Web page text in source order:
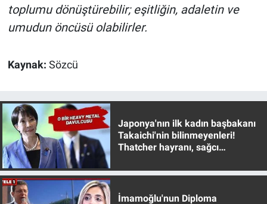
toplumu dönüştürebilir; eşitliğin, adaletin ve
umudun öncüsü olabilirler.
Kaynak: Sözcü
Japonya'nın ilk kadın başbakanı
Takaichi'nin bilinmeyenleri!
Thatcher hayranı, sağcı
İmamoğlu'nun Diploma